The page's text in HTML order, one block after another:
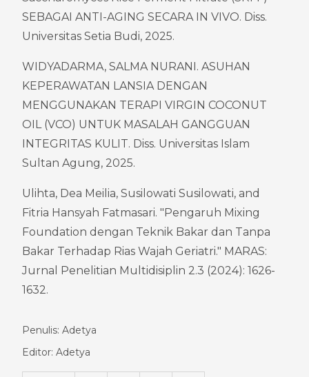
SEBAGAI ANTI-AGING SECARA IN VIVO. Diss.
Universitas Setia Budi, 2025.
WIDYADARMA, SALMA NURANI. ASUHAN
KEPERAWATAN LANSIA DENGAN
MENGGUNAKAN TERAPI VIRGIN COCONUT
OIL (VCO) UNTUK MASALAH GANGGUAN
INTEGRITAS KULIT. Diss. Universitas Islam
Sultan Agung, 2025.
Ulihta, Dea Meilia, Susilowati Susilowati, and
Fitria Hansyah Fatmasari. "Pengaruh Mixing
Foundation dengan Teknik Bakar dan Tanpa
Bakar Terhadap Rias Wajah Geriatri." MARAS:
Jurnal Penelitian Multidisiplin 2.3 (2024): 1626-
1632.
Penulis: Adetya
Editor: Adetya